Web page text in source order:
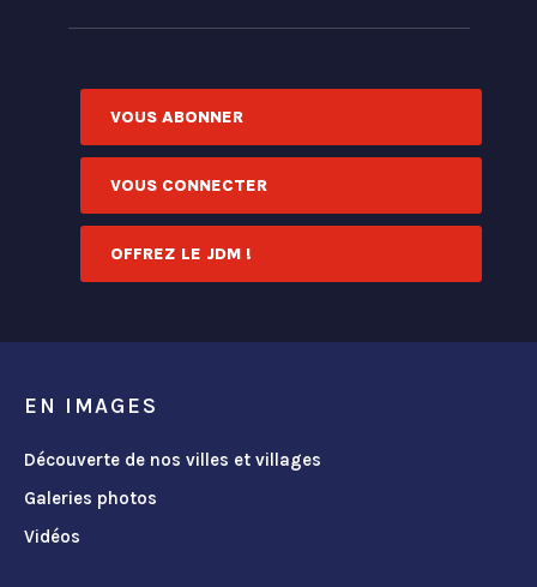
VOUS ABONNER
VOUS CONNECTER
OFFREZ LE JDM !
EN IMAGES
Découverte de nos villes et villages
Galeries photos
Vidéos